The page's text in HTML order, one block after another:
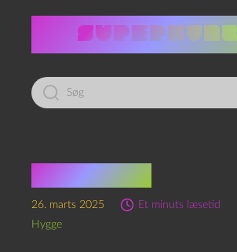
Led
efter:
Film quiz 7
26. marts 2025 Et minuts læsetid
Hygge